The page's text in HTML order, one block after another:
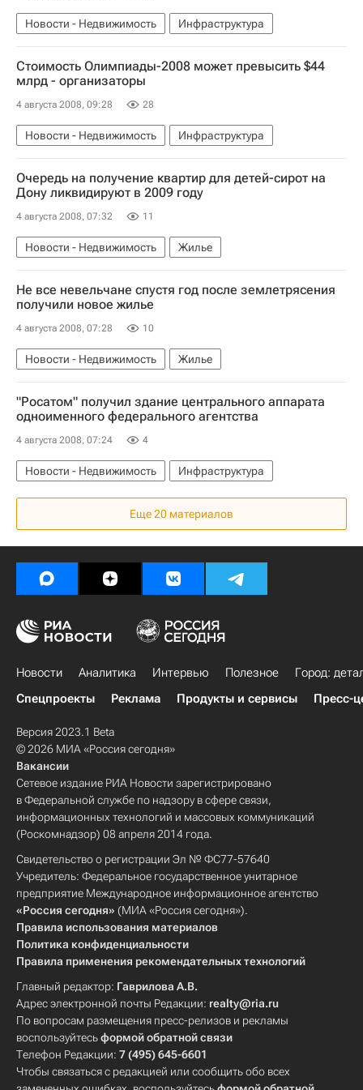
Новости - Недвижимость Инфраструктура
Стоимость Олимпиады-2008 может превысить $44
млрд - организаторы
4 августа 2008, 09:28 28
Новости - Недвижимость Инфраструктура
Очередь на получение квартир для детей-сирот на
Дону ликвидируют в 2009 году
4 августа 2008, 07:32 11
Новости - Недвижимость Жилье
Не все невельчане спустя год после землетрясения
получили новое жилье
4 августа 2008, 07:28 10
Новости - Недвижимость Жилье
"Росатом" получил здание центрального аппарата
одноименного федерального агентства
4 августа 2008, 07:24 4
Новости - Недвижимость Инфраструктура
Еще 20 материалов
Новости Аналитика Интервью Полезное
Город:
Спецпроекты
Реклама Продукты и сервисы Пресс-
Версия 2023.1 Beta
© 2026 МИА «Россия сегодня»
Вакансии
Сетевое издание РИА Новости зарегистрировано
в Федеральной службе по надзору в сфере связи,
информационных технологий и массовых коммуникаций
(Роскомнадзор) 08 апреля 2014 года.
Свидетельство о регистрации Эл № ФС77-57640
Учредитель: Федеральное государственное унитарное
предприятие Международное информационное агентство
«Россия сегодня» (МИА «Россия сегодня»).
Правила использования материалов
Политика конфиденциальности
Правила применения рекомендательных технологий
Главный редактор: Гаврилова А.В.
Адрес электронной почты Редакции: realty@ria.ru
По вопросам размещения пресс-релизов и рекламы
воспользуйтесьформой обратной связи
Телефон Редакции: 7 (495) 645-6601
Чтобы связаться с редакцией или сообщить обо всех